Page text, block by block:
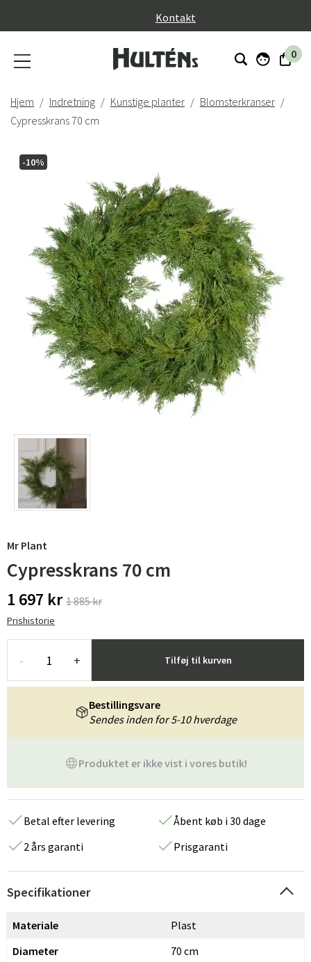
Kontakt
0
Hjem Indretning Kunstige planter
Blomsterkranser
Cypresskrans 70 cm
-10%
Mr Plant
Cypresskrans 70 cm
1 697 kr 1 885 kr
Prishistorie
- + Tilføj til kurven
Produktet er ikke vist i vores butik!
Bestillingsvare
Sendes inden for 5-10 hverdage
Betal efter levering
Åbent køb i 30 dage
2 års garanti
Prisgaranti
Specifikationer
Materiale
Plast
Diameter
70 cm